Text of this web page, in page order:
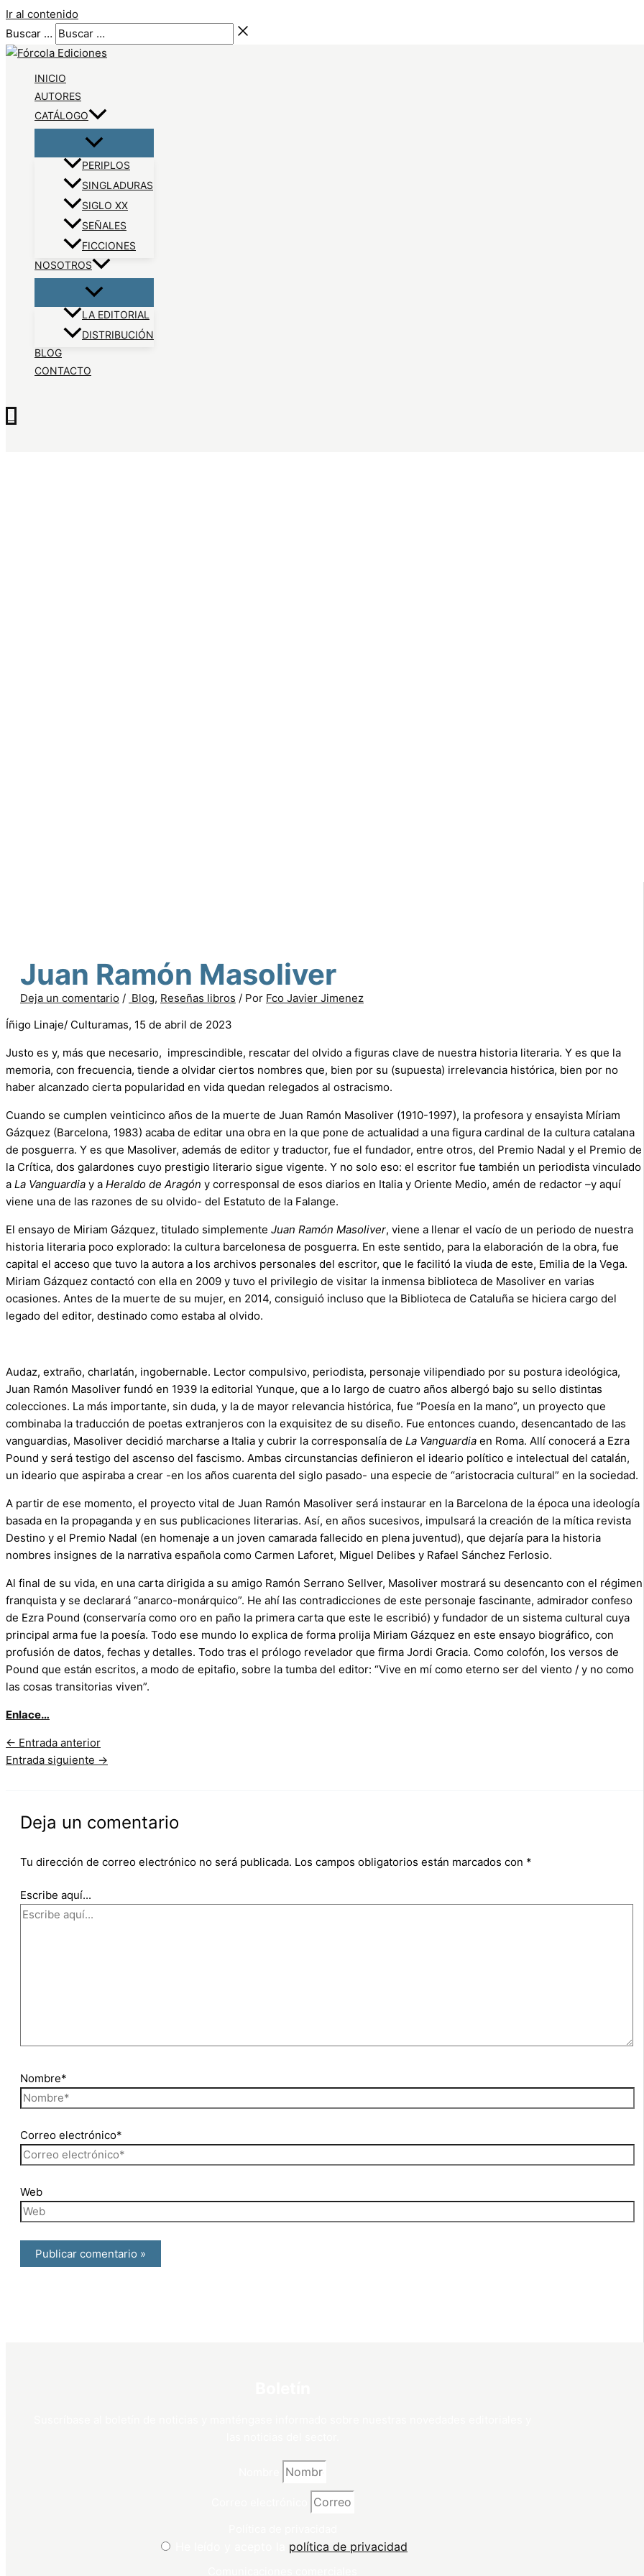
Ir al contenido
Buscar …
INICIO
AUTORES
CATÁLOGO
PERIPLOS
SINGLADURAS
SIGLO XX
SEÑALES
FICCIONES
NOSOTROS
LA EDITORIAL
DISTRIBUCIÓN
BLOG
CONTACTO
Juan Ramón Masoliver
Deja un comentario / Blog, Reseñas libros / Por Fco Javier Jimenez
Íñigo Linaje/ Culturamas, 15 de abril de 2023
Justo es y, más que necesario, imprescindible, rescatar del olvido a figuras clave de nuestra historia literaria. Y es que la
memoria, con frecuencia, tiende a olvidar ciertos nombres que, bien por su (supuesta) irrelevancia histórica, bien por no
haber alcanzado cierta popularidad en vida quedan relegados al ostracismo.
Cuando se cumplen veinticinco años de la muerte de Juan Ramón Masoliver (1910-1997), la profesora y ensayista Míriam
Gázquez (Barcelona, 1983) acaba de editar una obra en la que pone de actualidad a una figura cardinal de la cultura catalana
de posguerra. Y es que Masoliver, además de editor y traductor, fue el fundador, entre otros, del Premio Nadal y el Premio de
la Crítica, dos galardones cuyo prestigio literario sigue vigente. Y no solo eso: el escritor fue también un periodista vinculado
a La Vanguardia y a Heraldo de Aragón y corresponsal de esos diarios en Italia y Oriente Medio, amén de redactor –y aquí
viene una de las razones de su olvido- del Estatuto de la Falange.
El ensayo de Miriam Gázquez, titulado simplemente Juan Ramón Masoliver, viene a llenar el vacío de un periodo de nuestra
historia literaria poco explorado: la cultura barcelonesa de posguerra. En este sentido, para la elaboración de la obra, fue
capital el acceso que tuvo la autora a los archivos personales del escritor, que le facilitó la viuda de este, Emilia de la Vega.
Miriam Gázquez contactó con ella en 2009 y tuvo el privilegio de visitar la inmensa biblioteca de Masoliver en varias
ocasiones. Antes de la muerte de su mujer, en 2014, consiguió incluso que la Biblioteca de Cataluña se hiciera cargo del
legado del editor, destinado como estaba al olvido.
Audaz, extraño, charlatán, ingobernable. Lector compulsivo, periodista, personaje vilipendiado por su postura ideológica,
Juan Ramón Masoliver fundó en 1939 la editorial Yunque, que a lo largo de cuatro años albergó bajo su sello distintas
colecciones. La más importante, sin duda, y la de mayor relevancia histórica, fue “Poesía en la mano”, un proyecto que
combinaba la traducción de poetas extranjeros con la exquisitez de su diseño. Fue entonces cuando, desencantado de las
vanguardias, Masoliver decidió marcharse a Italia y cubrir la corresponsalía de La Vanguardia en Roma. Allí conocerá a Ezra
Pound y será testigo del ascenso del fascismo. Ambas circunstancias definieron el ideario político e intelectual del catalán,
un ideario que aspiraba a crear -en los años cuarenta del siglo pasado- una especie de “aristocracia cultural” en la sociedad.
A partir de ese momento, el proyecto vital de Juan Ramón Masoliver será instaurar en la Barcelona de la época una ideología
basada en la propaganda y en sus publicaciones literarias. Así, en años sucesivos, impulsará la creación de la mítica revista
Destino y el Premio Nadal (en homenaje a un joven camarada fallecido en plena juventud), que dejaría para la historia
nombres insignes de la narrativa española como Carmen Laforet, Miguel Delibes y Rafael Sánchez Ferlosio.
Al final de su vida, en una carta dirigida a su amigo Ramón Serrano Sellver, Masoliver mostrará su desencanto con el régimen
franquista y se declarará “anarco-monárquico”. He ahí las contradicciones de este personaje fascinante, admirador confeso
de Ezra Pound (conservaría como oro en paño la primera carta que este le escribió) y fundador de un sistema cultural cuya
principal arma fue la poesía. Todo ese mundo lo explica de forma prolija Miriam Gázquez en este ensayo biográfico, con
profusión de datos, fechas y detalles. Todo tras el prólogo revelador que firma Jordi Gracia. Como colofón, los versos de
Pound que están escritos, a modo de epitafio, sobre la tumba del editor: “Vive en mí como eterno ser del viento / y no como
las cosas transitorias viven”.
Enlace…
← Entrada anterior
Entrada siguiente →
Deja un comentario
Tu dirección de correo electrónico no será publicada. Los campos obligatorios están marcados con *
Escribe aquí...
Nombre*
Correo electrónico*
Web
política de privacidad